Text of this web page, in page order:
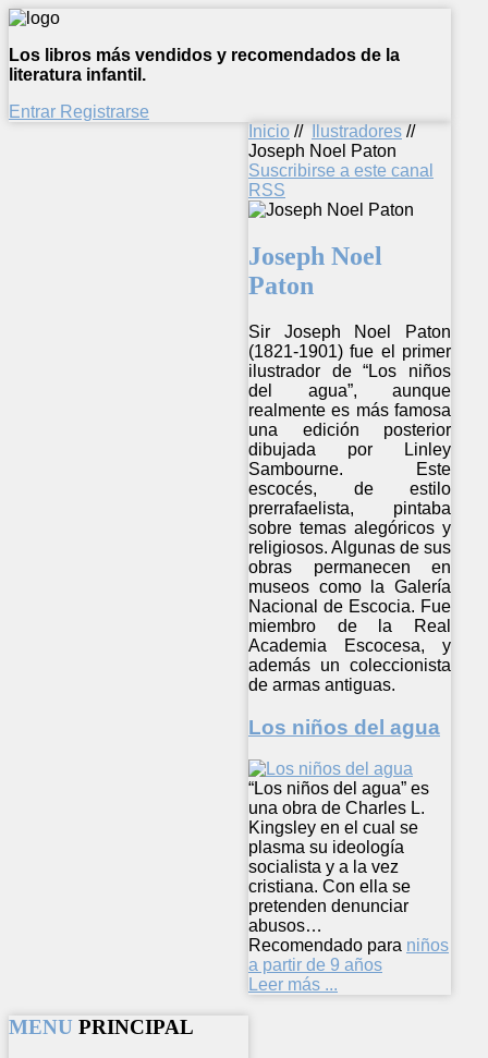
Los libros más vendidos y recomendados de la
literatura infantil.
Entrar Registrarse
Inicio // Ilustradores //
Joseph Noel Paton
Suscribirse a este canal
RSS
Joseph Noel
Paton
Sir Joseph Noel Paton
(1821-1901) fue el primer
ilustrador de “Los niños
del agua”, aunque
realmente es más famosa
una edición posterior
dibujada por Linley
Sambourne. Este
escocés, de estilo
prerrafaelista, pintaba
sobre temas alegóricos y
religiosos. Algunas de sus
obras permanecen en
museos como la Galería
Nacional de Escocia. Fue
miembro de la Real
Academia Escocesa, y
además un coleccionista
de armas antiguas.
Los niños del agua
“Los niños del agua” es
una obra de Charles L.
Kingsley en el cual se
plasma su ideología
socialista y a la vez
cristiana. Con ella se
pretenden denunciar
abusos…
Recomendado para niños
a partir de 9 años
Leer más ...
MENU PRINCIPAL